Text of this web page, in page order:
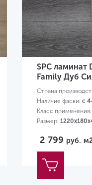
SPC ламинат
Family Дуб
Страна
Наличие фаски: с
Класс применения:
Размер:
2 799 руб.